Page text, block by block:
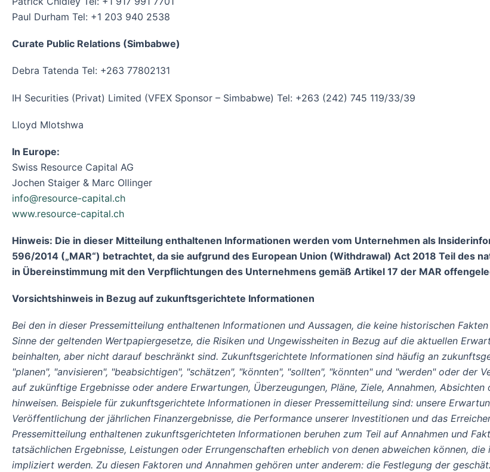
Paul Durham Tel: +1 203 940 2538
Curate Public Relations (Simbabwe)
Debra Tatenda Tel: +263 77802131
IH Securities (Privat) Limited (VFEX Sponsor – Simbabwe) Tel: +263 (242) 745 119/33/39
Lloyd Mlotshwa
In Europe:
Swiss Resource Capital AG
Jochen Staiger & Marc Ollinger
info@resource-capital.ch
www.resource-capital.ch
Hinweis: Die in dieser Mitteilung enthaltenen Informationen werden vom Unternehmen als
596/2014 („MAR“) betrachtet, da sie aufgrund des European Union (Withdrawal) Act 2018 Teil des
in Übereinstimmung mit den Verpflichtungen des Unternehmens gemäß Artikel 17 der MAR
Vorsichtshinweis in Bezug auf zukunftsgerichtete Informationen
Bei den in dieser Pressemitteilung enthaltenen Informationen und Aussagen, die keine historischen
Sinne der geltenden Wertpapiergesetze, die Risiken und Ungewissheiten in Bezug auf die aktuellen
beinhalten, aber nicht darauf beschränkt sind. Zukunftsgerichtete Informationen sind häufig an
"planen", "anvisieren", "beabsichtigen", "schätzen", "könnten", "sollten", "könnten" und "werden" oder der
auf zukünftige Ergebnisse oder andere Erwartungen, Überzeugungen, Pläne, Ziele, Annahmen,
hinweisen. Beispiele für zukunftsgerichtete Informationen in dieser Pressemitteilung sind: unsere
Veröffentlichung der jährlichen Finanzergebnisse, die Performance unserer Investitionen und das
Pressemitteilung enthaltenen zukunftsgerichteten Informationen beruhen zum Teil auf Annahmen und
tatsächlichen Ergebnisse, Leistungen oder Errungenschaften erheblich von denen abweichen können,
impliziert werden. Zu diesen Faktoren und Annahmen gehören unter anderem: die Festlegung der